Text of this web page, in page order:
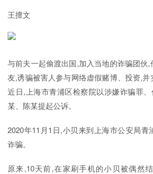
王擅文
与前夫一起偷渡出国,加入当地的诈骗团伙
友,诱骗被害人参与网络虚假赌博、投资,并
近日,上海市青浦区检察院以涉嫌诈骗罪
某、陈某提起公诉。
2020年11月1日,小贝来到上海市公安局青
诈骗。
原来,10天前,在家刷手机的小贝被偶然